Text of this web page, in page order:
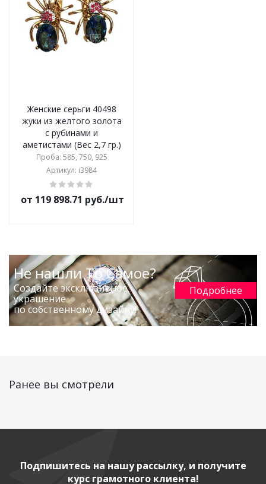
Женские серьги 40498
жуки из желтого золота
с рубинами и
аметистами (Вес 2,7 гр.)
Проба: 585, 750, 925
Артикул: i3984
от 119 898.71 руб./шт
Не нашли То Самое?
Создайте эксклюзивное
украшение
по собственному дизайну!
Подробнее
Ранее вы смотрели
Подпишитесь на нашу рассылку, и получите
курс грамотного клиента!